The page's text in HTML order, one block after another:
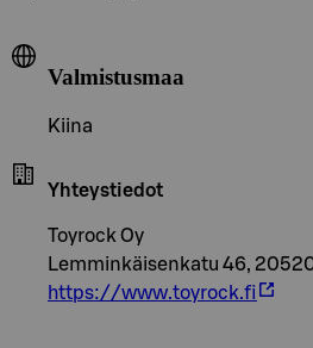
Valmistusmaa
Kiina
Yhteystiedot
Toyrock Oy
Lemminkäisenkatu 46,
https://www.toyrock.fi